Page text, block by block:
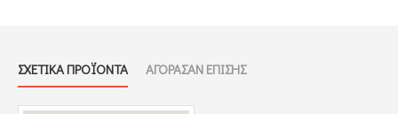
ΣΧΕΤΙΚΑ ΠΡΟΪΟΝΤΑ ΑΓΟΡΑΣΑΝ ΕΠΙΣΗΣ